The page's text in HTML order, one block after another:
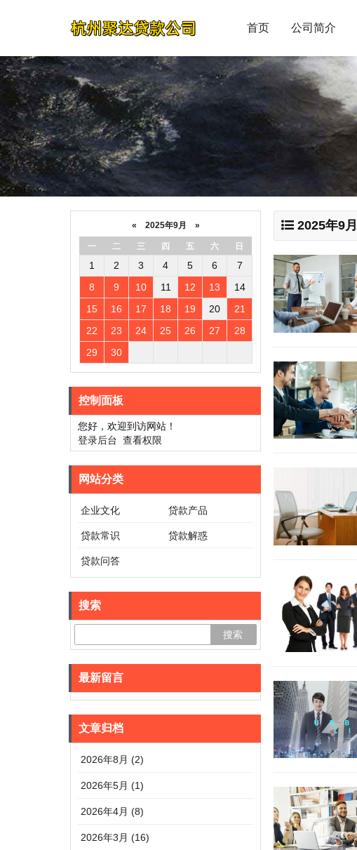
首页 公司简介
2025年9月
« 2025年9月 »
一 二 三 四 五 六 日
1 2 3 4 5 6
7
8
9 10 11 12 13
14
15
16 17 18 19 20
21
22
23 24 25 26 27
28
29
30
控制面板
您好，欢迎到访网站！
登录后台 查看权限
网站分类
企业文化 贷款产品
贷款常识 贷款解惑
贷款问答
搜索
最新留言
文章归档
2026年8月 (2)
2026年5月 (1)
2026年4月 (8)
2026年3月 (16)